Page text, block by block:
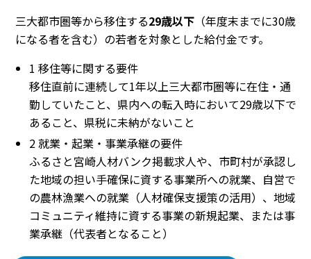
三大都市圏等から移住する29歳以下 （年度末までに30歳
になる者を含む）の若者を対象とした給付金です。
1 移住等に関する要件
移住直前に連続して1年以上三大都市圏等に在住・通
勤していたこと、県内への転入時において29歳以下で
あること、県税に未納がないこと
2 就業・起業・事業承継の要件
ふるさと宮崎人材バンク掲載求人や、市町村が承認し
た地域の担い手確保に資する事業所への就業、自営で
の農林漁業への就業（人材確保支援策の活用）、地域
コミュニティ維持に資する事業の新規起業、または事
業承継（代表者となること）